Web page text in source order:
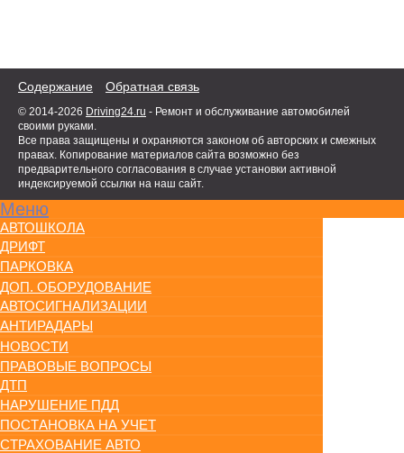
Содержание Обратная связь
© 2014-2026 Driving24.ru - Ремонт и обслуживание автомобилей
своими руками.
Все права защищены и охраняются законом об авторских и смежных
правах. Копирование материалов сайта возможно без
предварительного согласования в случае установки активной
индексируемой ссылки на наш сайт.
Меню
АВТОШКОЛА
ДРИФТ
ПАРКОВКА
ДОП. ОБОРУДОВАНИЕ
АВТОСИГНАЛИЗАЦИИ
АНТИРАДАРЫ
НОВОСТИ
ПРАВОВЫЕ ВОПРОСЫ
ДТП
НАРУШЕНИЕ ПДД
ПОСТАНОВКА НА УЧЕТ
СТРАХОВАНИЕ АВТО